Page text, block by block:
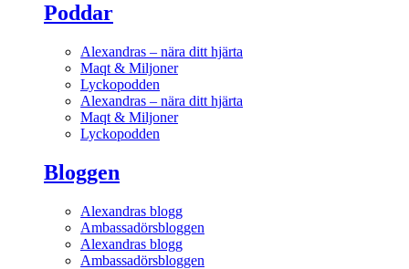
Poddar
Alexandras – nära ditt hjärta
Maqt & Miljoner
Lyckopodden
Alexandras – nära ditt hjärta
Maqt & Miljoner
Lyckopodden
Bloggen
Alexandras blogg
Ambassadörsbloggen
Alexandras blogg
Ambassadörsbloggen